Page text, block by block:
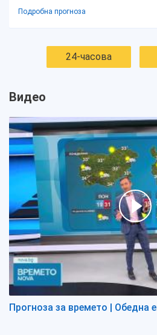
Подробна прогноза
24-часова
Видео
Прогноза за времето | Обедна